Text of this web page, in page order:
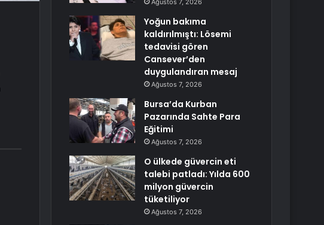
Ağustos 7, 2026
Yoğun bakıma
kaldırılmıştı: Lösemi
tedavisi gören
Cansever’den
duygulandıran mesaj
Ağustos 7, 2026
Bursa’da Kurban
Pazarında Sahte Para
Eğitimi
Ağustos 7, 2026
O ülkede güvercin eti
talebi patladı: Yılda 600
milyon güvercin
tüketiliyor
Ağustos 7, 2026